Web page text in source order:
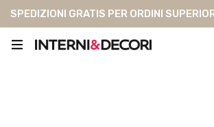
SPEDIZIONI GRATIS PER ORDINI